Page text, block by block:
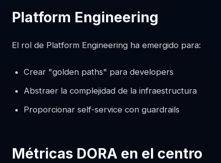
Platform Engineering
El rol de Platform Engineering ha emergido para:
Crear "golden paths" para developers
Abstraer la complejidad de la infraestructura
Proporcionar self-service con guardrails
Métricas DORA en el centro